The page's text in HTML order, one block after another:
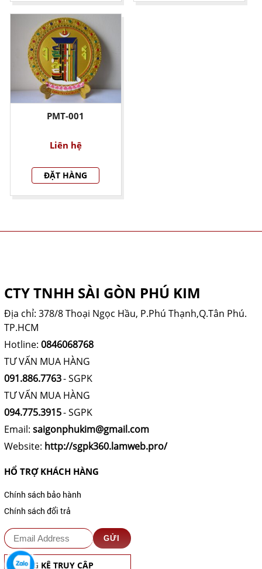
PMT-001
Liên hệ
ĐẶT HÀNG
CTY TNHH SÀI GÒN PHÚ KIM
Địa chỉ: 378/8 Thoại Ngọc Hầu, P.Phú Thạnh,Q.Tân Phú.
TP.HCM
Hotline: 0846068768
TƯ VẤN MUA HÀNG
091.886.7763- SGPK
TƯ VẤN MUA HÀNG
094.775.3915- SGPK
Email: saigonphukim@gmail.com
Website: http://sgpk360.lamweb.pro/
HỔ TRỢ KHÁCH HÀNG
Chính sách bảo hành
Chính sách đổi trả
THỐNG KÊ TRUY CẬP